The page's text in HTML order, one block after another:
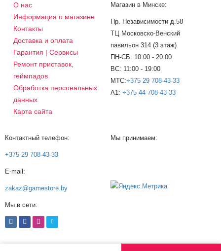
О нас
Информация о магазине
Контакты
Доставка и оплата
Гарантия | Сервисы
Ремонт приставок,
геймпадов
Обработка персональных
данных
Карта сайта
Магазин в Минске:
Пр. Независимости д.58
ТЦ Московско-Венский
павильон 314 (3 этаж)
ПН-СБ: 10:00 - 20:00
ВС: 11:00 - 19:00
МТС:+375 29 708-43-33
A1: +375 44 708-43-33
Контактный телефон:
+375 29 708-43-33
E-mail:
zakaz@gamestore.by
Мы в сети:
Мы принимаем: